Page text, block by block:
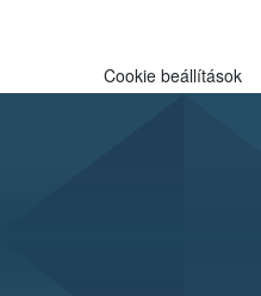
Cookie beállítások